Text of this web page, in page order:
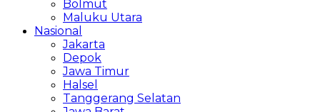
Bolmut
Maluku Utara
Nasional
Jakarta
Depok
Jawa Timur
Halsel
Tanggerang Selatan